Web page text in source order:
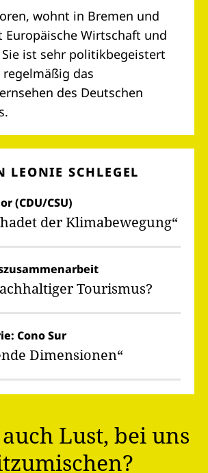
wohnt in Bremen und
Wirtschaft und
ist sehr politikbegeistert
das
des Deutschen
LEONIE SCHLEGEL
(CDU/CSU)
der Klimabewegung“
Tourismus?
Cono Sur
Dimensionen“
Lust, bei uns